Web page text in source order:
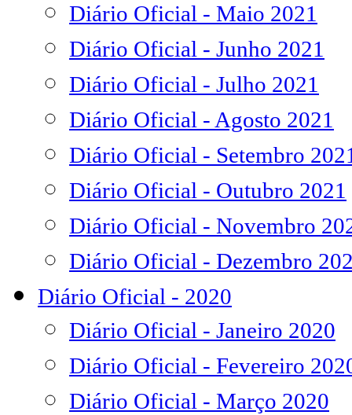
Diário Oficial - Maio 2021
Diário Oficial - Junho 2021
Diário Oficial - Julho 2021
Diário Oficial - Agosto 2021
Diário Oficial - Setembro
Diário Oficial - Outubro 2021
Diário Oficial - Novembro
Diário Oficial - Dezembro
Diário Oficial - 2020
Diário Oficial - Janeiro 2020
Diário Oficial - Fevereiro
Diário Oficial - Março 2020